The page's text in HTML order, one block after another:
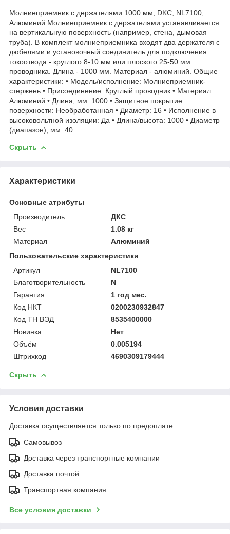
Молниеприемник с держателями 1000 мм, DKC, NL7100,
Алюминий Молниеприемник с держателями устанавливается
на вертикальную поверхность (например, стена, дымовая
труба). В комплект молниеприемника входят два держателя с
дюбелями и установочный соединитель для подключения
токоотвода - круглого 8-10 мм или плоского 25-50 мм
проводника. Длина - 1000 мм. Материал - алюминий. Общие
характеристики: • Модель/исполнение: Молниеприемник-
стержень • Присоединение: Круглый проводник • Материал:
Алюминий • Длина, мм: 1000 • Защитное покрытие
поверхности: Необработанная • Диаметр: 16 • Исполнение в
высоковольтной изоляции: Да • Длина/высота: 1000 • Диаметр
(диапазон), мм: 40
Скрыть
Характеристики
Основные атрибуты
Производитель
ДКС
Вес
1.08 кг
Материал
Алюминий
Пользовательские характеристики
Артикул
NL7100
Благотворительность
N
Гарантия
1 год мес.
Код НКТ
0200230932847
Код ТН ВЭД
8535400000
Новинка
Нет
Объём
0.005194
Штрихкод
4690309179444
Скрыть
Условия доставки
Доставка осуществляется только по предоплате.
Самовывоз
Доставка через транспортные компании
Доставка почтой
Транспортная компания
Все условия доставки